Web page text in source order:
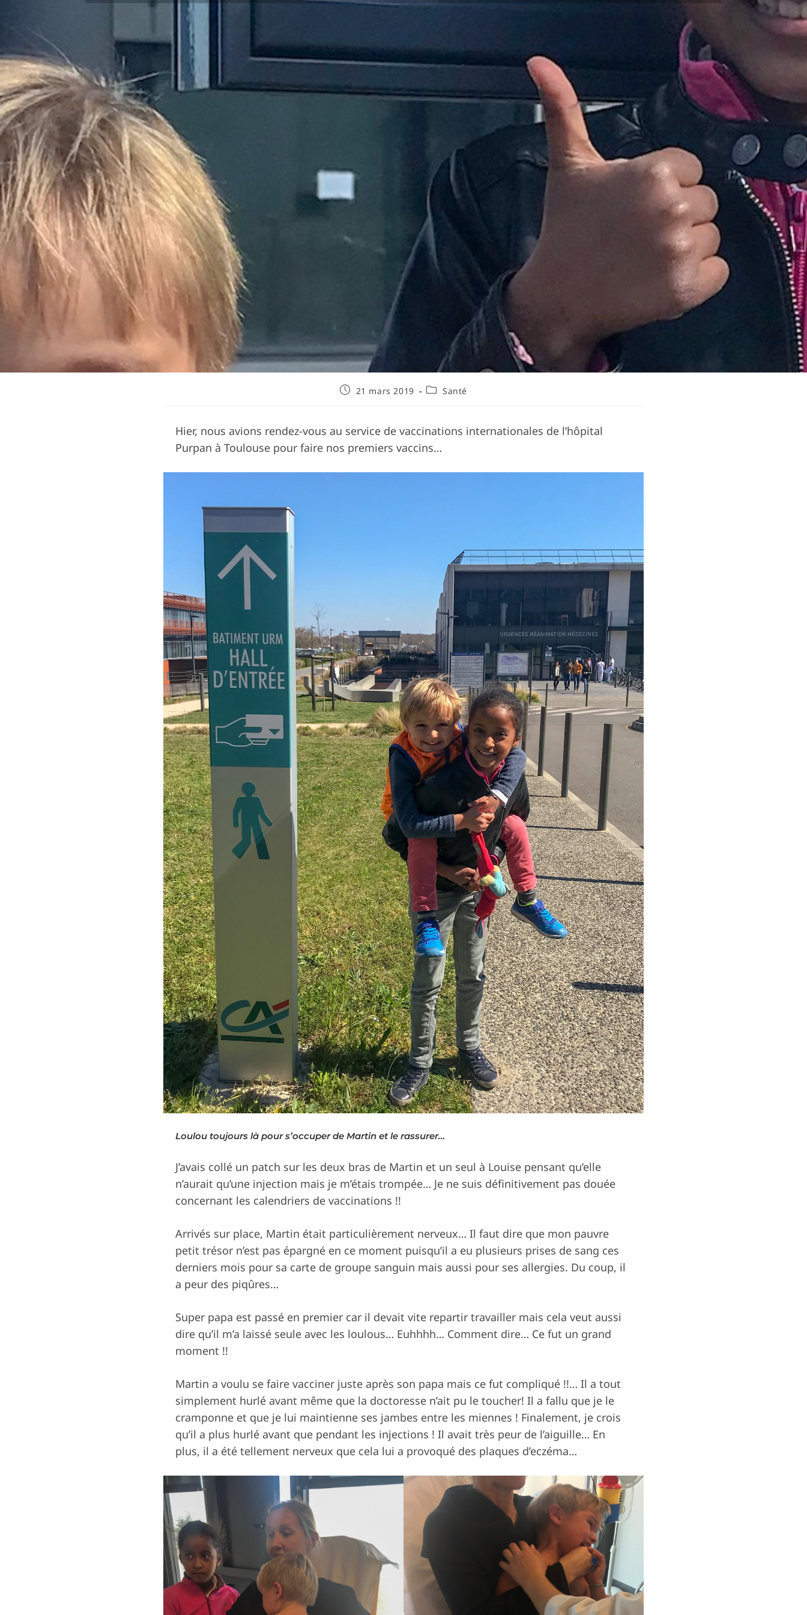
Publication
21 mars 2019
PostSanté
Hier, nous avions rendez-vous au service de vaccinations internationales de l’hôpital
Purpan à Toulouse pour faire nos premiers vaccins…
Loulou toujours là pour s’occuper de Martin et le rassurer…
J’avais collé un patch sur les deux bras de Martin et un seul à Louise pensant qu’elle
n’aurait qu’une injection mais je m’étais trompée… Je ne suis définitivement pas douée
concernant les calendriers de vaccinations !!
Arrivés sur place, Martin était particulièrement nerveux… Il faut dire que mon pauvre
petit trésor n’est pas épargné en ce moment puisqu’il a eu plusieurs prises de sang ces
derniers mois pour sa carte de groupe sanguin mais aussi pour ses allergies. Du coup, il
a peur des piqûres…
Super papa est passé en premier car il devait vite repartir travailler mais cela veut aussi
dire qu’il m’a laissé seule avec les loulous… Euhhhh… Comment dire… Ce fut un grand
moment !!
Martin a voulu se faire vacciner juste après son papa mais ce fut compliqué !!… Il a tout
simplement hurlé avant même que la doctoresse n’ait pu le toucher! Il a fallu que je le
cramponne et que je lui maintienne ses jambes entre les miennes ! Finalement, je crois
qu’il a plus hurlé avant que pendant les injections ! Il avait très peur de l’aiguille… En
plus, il a été tellement nerveux que cela lui a provoqué des plaques d’eczéma…